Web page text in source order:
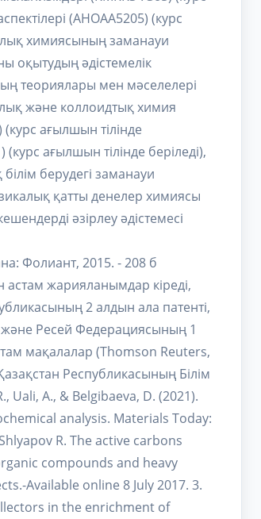
(AHOAA5205) (курс
химиясының заманауи
оқытудың әдістемелік
теориялары мен мәселелері
және коллоидтық химия
(курс ағылшын тілінде
ағылшын тілінде беріледі),
берудегі заманауи
қатты денелер химиясы
әзірлеу әдістемесі
Фолиант, 2015. - 208 б
астам жарияланымдар кіреді,
2 алдын ала патенті,
және Ресей Федерациясының 1
мақалалар (Thomson Reuters,
Республикасының Білім
Uali, A., & Belgibaeva, D. (2021).
analysis. Materials Today:
R. The active carbons
compounds and heavy
Available online 8 July 2017. 3.
in the enrichment of